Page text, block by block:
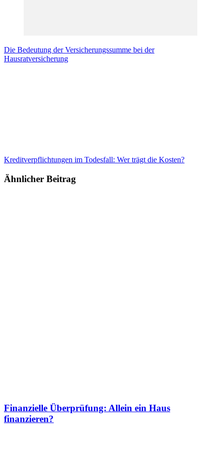
Die Bedeutung der Versicherungssumme bei der
Hausratversicherung
Kreditverpflichtungen im Todesfall: Wer trägt die Kosten?
Ähnlicher Beitrag
Finanzielle Überprüfung: Allein ein Haus
finanzieren?